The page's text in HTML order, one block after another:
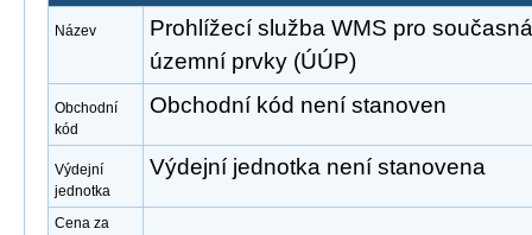
Název
Prohlížecí služba WMS pro
územní prvky (ÚÚP)
Obchodní
kód
Obchodní kód není stanoven
Výdejní
jednotka
Výdejní jednotka není stanovena
Cena za